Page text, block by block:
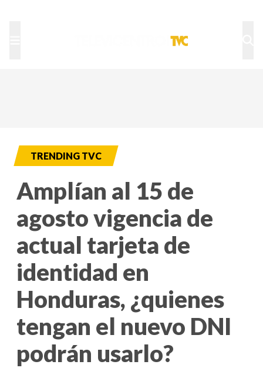
TRENDING TVC
Amplían al 15 de
agosto vigencia de
actual tarjeta de
identidad en
Honduras, ¿quienes
tengan el nuevo DNI
podrán usarlo?